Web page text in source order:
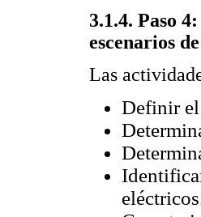
3.1.4. Paso
escenarios
Las
Definir el